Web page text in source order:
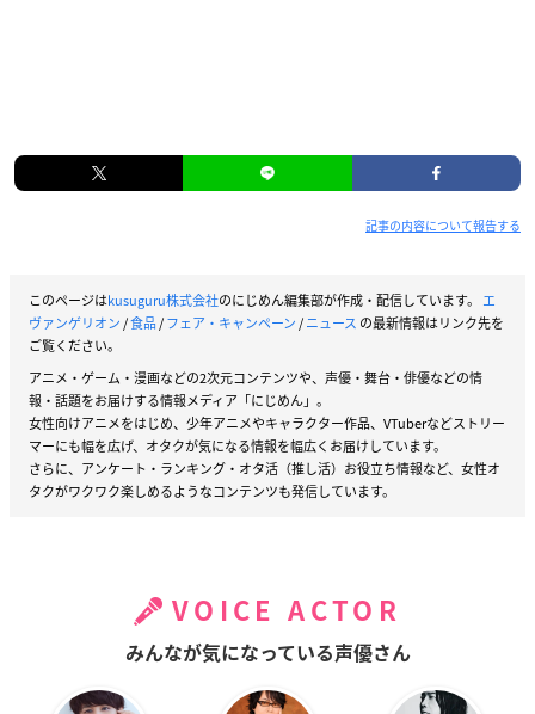
記事の内容について報告する
このページはkusuguru株式会社のにじめん編集部が作成・配信しています。 エ
ヴァンゲリオン/食品/フェア・キャンペーン/ニュース の最新情報はリンク先を
ご覧ください。
アニメ・ゲーム・漫画などの2次元コンテンツや、声優・舞台・俳優などの情
報・話題をお届けする情報メディア「にじめん」。
女性向けアニメをはじめ、少年アニメやキャラクター作品、VTuberなどストリー
マーにも幅を広げ、オタクが気になる情報を幅広くお届けしています。
さらに、アンケート・ランキング・オタ活（推し活）お役立ち情報など、女性オ
タクがワクワク楽しめるようなコンテンツも発信しています。
VOICE ACTOR
みんなが気になっている声優さん